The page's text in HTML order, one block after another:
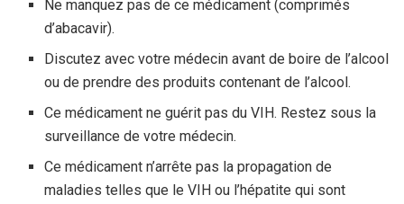
Ne manquez pas de ce médicament (comprimés
d’abacavir).
Discutez avec votre médecin avant de boire de l’alcool
ou de prendre des produits contenant de l’alcool.
Ce médicament ne guérit pas du VIH. Restez sous la
surveillance de votre médecin.
Ce médicament n’arrête pas la propagation de
maladies telles que le VIH ou l’hépatite qui sont